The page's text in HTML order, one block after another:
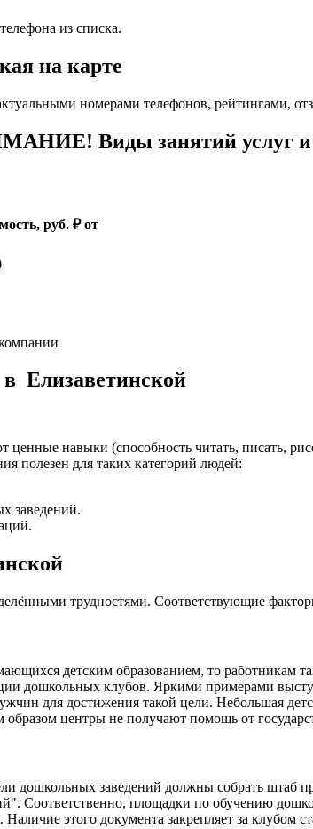
из списка.
на карте
номерами телефонов, рейтингами,
Виды занятий услуг и
руб. ₽ от
Елизаветинской
ценные навыки (способность читать, писать,
полезен для таких категорий людей:
заведений.
трудностями. Соответствующие
детским образованием, то работникам
дошкольных клубов. Яркими примерами
для достижения такой цели. Небольшая
центры не получают помощь от
дошкольных заведений должны собрать штаб
Соответственно, площадки по обучению
этого документа закрепляет за клубом